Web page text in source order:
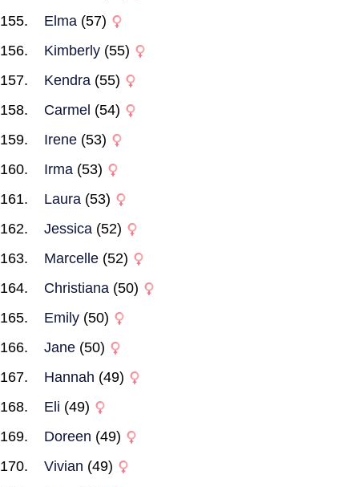
Elma (57)
Kimberly (55)
Kendra (55)
Carmel (54)
Irene (53)
Irma (53)
Laura (53)
Jessica (52)
Marcelle (52)
Christiana (50)
Emily (50)
Jane (50)
Hannah (49)
Eli (49)
Doreen (49)
Vivian (49)